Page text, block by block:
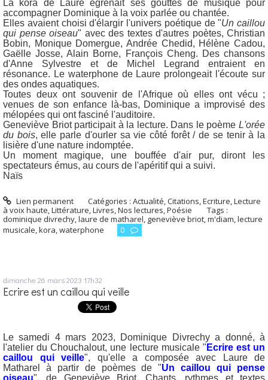
La kora de Laure égrenait ses gouttes de musique pour
accompagner Dominique à la voix parlée ou chantée.
Elles avaient choisi d'élargir l'univers poétique de "Un caillou
qui pense oiseau" avec des textes d'autres poètes, Christian
Bobin, Monique Domergue, Andrée Chedid, Hélène Cadou,
Gaëlle Josse, Alain Borne, François Cheng. Des chansons
d'Anne Sylvestre et de Michel Legrand entraient en
résonance. Le waterphone de Laure prolongeait l'écoute sur
des ondes aquatiques.
Toutes deux ont souvenir de l'Afrique où elles ont vécu ;
venues de son enfance là-bas, Dominique a improvisé des
mélopées qui ont fasciné l'auditoire.
Geneviève Briot participait à la lecture. Dans le poème L'orée
du bois, elle parle d'ourler sa vie côté forêt / de se tenir à la
lisière d'une nature indomptée.
Un moment magique, une bouffée d'air pur, diront les
spectateurs émus, au cours de l'apéritif qui a suivi.
Naïs
Lien permanent Catégories :Actualité,Citations,Ecriture,Lecture
à voix haute,Littérature,Livres,Nos lectures,Poésie
Tags :
dominique divrechy,laure de matharel, geneviève briot,m'diam,lecture
musicale,kora,waterphone 0
dimanche 26 mars 2023 17h32
Ecrire est un caillou qui veille
Le samedi 4 mars 2023, Dominique Divrechy a donné, à
l'atelier du Chouchalout, une lecture musicale " Ecrire est un
caillou qui veille", qu'elle a composée avec Laure de
Matharel à partir de poèmes de "Un caillou qui pense
oiseau", de Geneviève Briot. Chants, rythmes et textes